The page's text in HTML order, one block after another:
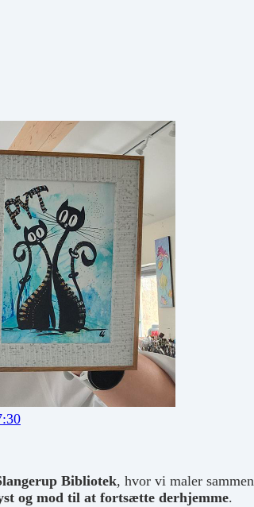
Bibliotek, hvor vi maler
og mod til at fortsætte derhjemme.